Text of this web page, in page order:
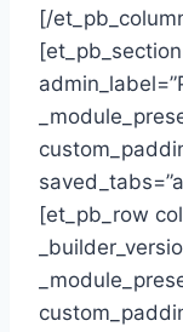
[/
[et_pb_row